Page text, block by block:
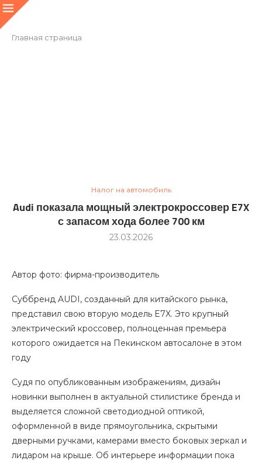
Главная страница
Налог на автомобиль
Audi показала мощный электрокроссовер E7X
с запасом хода более 700 км
23.03.2026
Автор фото: фирма-производитель
Суббренд AUDI, созданный для китайского рынка,
представил свою вторую модель E7X. Это крупный
электрический кроссовер, полноценная премьера
которого ожидается на Пекинском автосалоне в этом
году
Судя по опубликованным изображениям, дизайн
новинки выполнен в актуальной стилистике бренда и
выделяется сложной светодиодной оптикой,
оформленной в виде прямоугольника, скрытыми
дверными ручками, камерами вместо боковых зеркал и
лидаром на крыше. Об интерьере информации пока